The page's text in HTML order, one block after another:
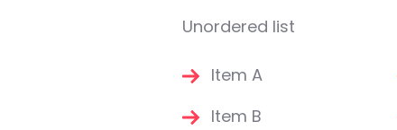
Unordered list
Item A
Item B